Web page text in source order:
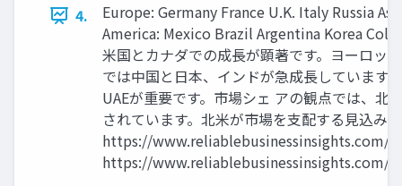
4.
Europe: Germany France U.K. Italy Russia
America: Mexico Brazil Argentina Korea
米国とカナダでの成長が顕著です。ヨーロッ
では中国と日本、インドが急成長しています
UAEが重要です。市場シェ アの観点では、
されています。北米が市場を支配する見込み
https://www.reliablebusinessinsights.com/
https://www.reliablebusinessinsights.com/